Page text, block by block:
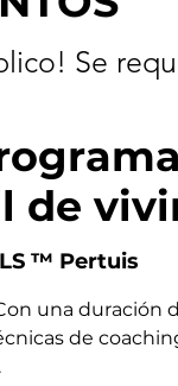
vivir
™ Pertuis
una duración
de
Se